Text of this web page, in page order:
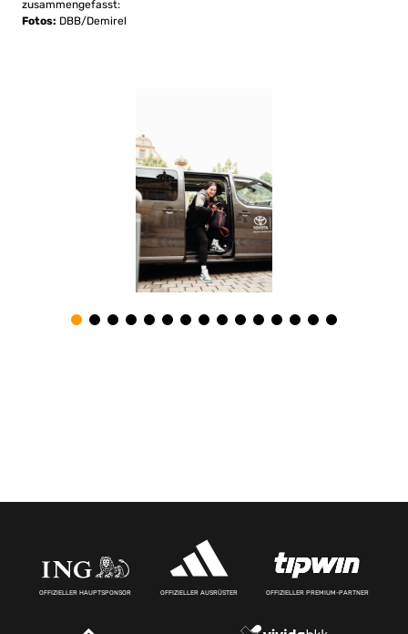
zusammengefasst:
Fotos: DBB/Demirel
OFFIZIELLER HAUPTSPONSOR OFFIZIELLER AUSRÜSTER OFFIZIELLER PREMIUM-PARTNER